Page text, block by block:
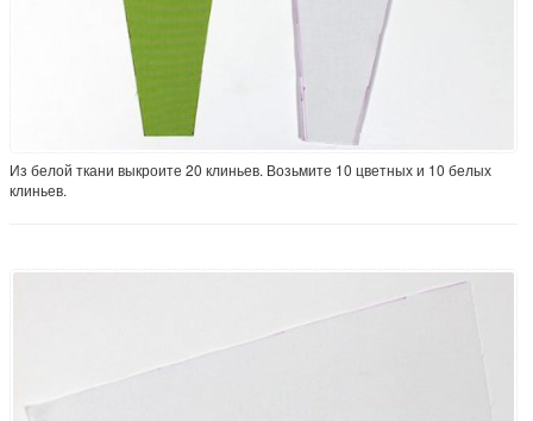
Из белой ткани выкроите 20 клиньев. Возьмите 10 цветных и 10 белых
клиньев.